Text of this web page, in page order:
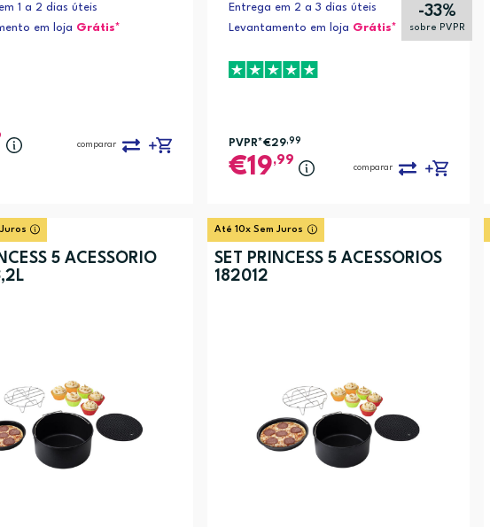
1 a 2 dias úteis
em loja Grátis*
comparar
Entrega em 2 a 3 dias úteis
Levantamento em loja Grátis*
-33%
sobre PVPR
PVPR*€29,99
19,99
comparar
5 ACESSÓRIO
Até 10x Sem Juros
SET PRINCESS 5 ACESSÓRIOS
182012